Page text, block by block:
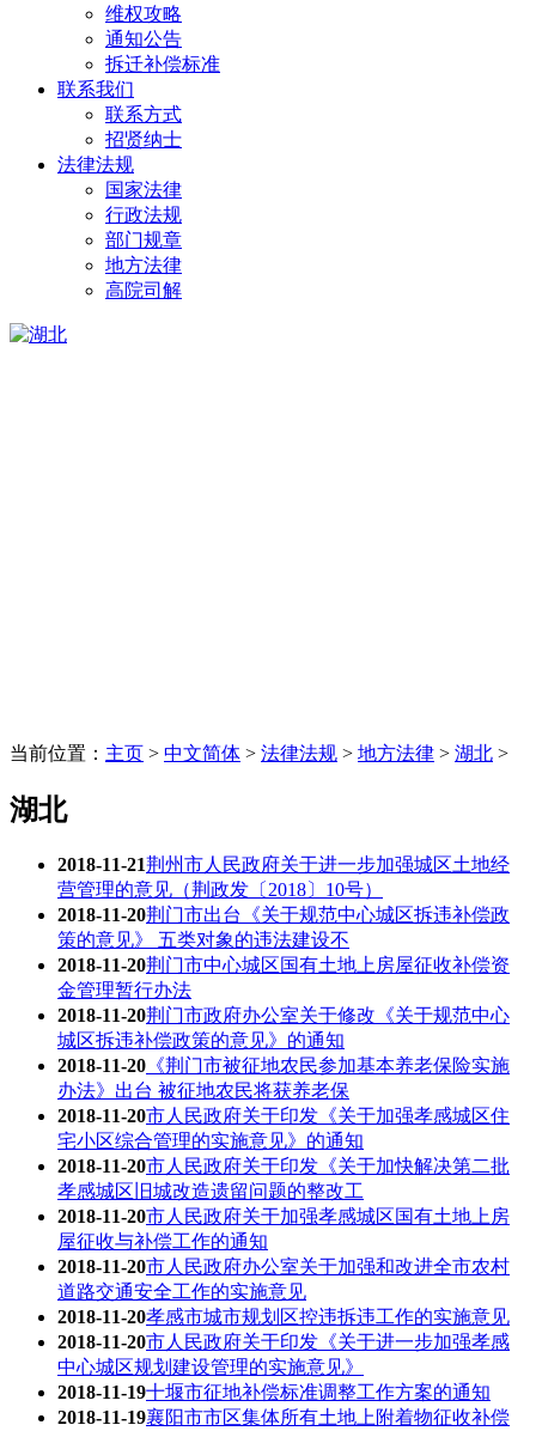
维权攻略
通知公告
拆迁补偿标准
联系我们
联系方式
招贤纳士
法律法规
国家法律
行政法规
部门规章
地方法律
高院司解
当前位置： 主页 > 中文简体 > 法律法规 > 地方法律 > 湖北 >
湖北
2018-11-21荆州市人民政府关于进一步加强城区土地经
营管理的意见（荆政发〔2018〕10号）
2018-11-20荆门市出台《关于规范中心城区拆违补偿政
策的意见》 五类对象的违法建设不
2018-11-20荆门市中心城区国有土地上房屋征收补偿资
金管理暂行办法
2018-11-20荆门市政府办公室关于修改《关于规范中心
城区拆违补偿政策的意见》的通知
2018-11-20 《荆门市被征地农民参加基本养老保险实施
办法》出台 被征地农民将获养老保
2018-11-20市人民政府关于印发《关于加强孝感城区住
宅小区综合管理的实施意见》的通知
2018-11-20市人民政府关于印发《关于加快解决第二批
孝感城区旧城改造遗留问题的整改工
2018-11-20市人民政府关于加强孝感城区国有土地上房
屋征收与补偿工作的通知
2018-11-20市人民政府办公室关于加强和改进全市农村
道路交通安全工作的实施意见
2018-11-20孝感市城市规划区控违拆违工作的实施意见
2018-11-20市人民政府关于印发《关于进一步加强孝感
中心城区规划建设管理的实施意见》
2018-11-19十堰市征地补偿标准调整工作方案的通知
2018-11-19襄阳市市区集体所有土地上附着物征收补偿